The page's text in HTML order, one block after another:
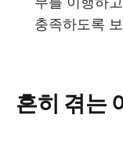
충족하도록
흔히 겪는